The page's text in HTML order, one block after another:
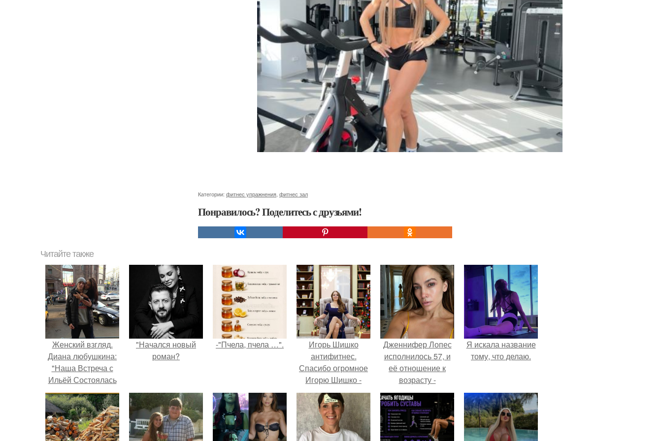
Категории: фитнес упражнения фитнес зал
Понравилось? Поделитесь с друзьями!
Читайте также
Женский взгляд.
Диана любушкина:
"Наша Встреча с
Ильёй Состоялась
Спустя 3 Года с
Момента
Знакомства" /часть
2/.
"Начался новый
роман?
-"Пчела, пчела …".
Игорь Шишко
антифитнес.
Спасибо огромное
Игорю Шишко -
тренеру, который
смог достучаться до
меня.
Дженнифер Лопес
исполнилось 57, и
её отношение к
возрасту -
настоящий
манифест
уверенности: "не
говорите, что я
Я искала название
тому, что делаю.